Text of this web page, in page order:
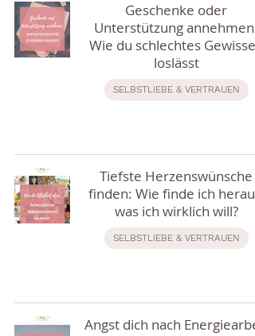
Geschenke oder
Unterstützung annehmen:
Wie du schlechtes Gewissen
loslässt
SELBSTLIEBE & VERTRAUEN
Tiefste Herzenswünsche
finden: Wie finde ich heraus,
was ich wirklich will?
SELBSTLIEBE & VERTRAUEN
Angst dich nach